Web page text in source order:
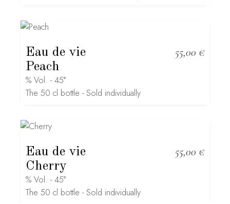
Eau de vie
Peach
55,00 €
% Vol. - 45°
The 50 cl bottle - Sold individually
Eau de vie
Cherry
55,00 €
% Vol. - 45°
The 50 cl bottle - Sold individually